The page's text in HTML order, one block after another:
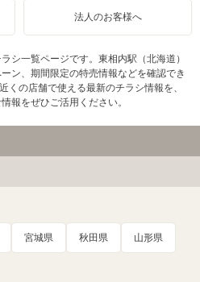
法人のお客様へ
シ一覧ページです。東相内駅（北海道）
ン、期間限定の特売情報などを確認でき
くの店舗で使える最新のチラシ情報を、
報をぜひご活用ください。
宮城県 秋田県 山形県